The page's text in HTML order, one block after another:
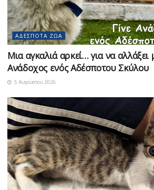
ΑΔΈΣΠΟΤΑ ΖΏΑ
Μια αγκαλιά αρκεί… για να αλλάξει
Ανάδοχος ενός Αδέσποτου Σκύλου
5 Αυγούστου 2026